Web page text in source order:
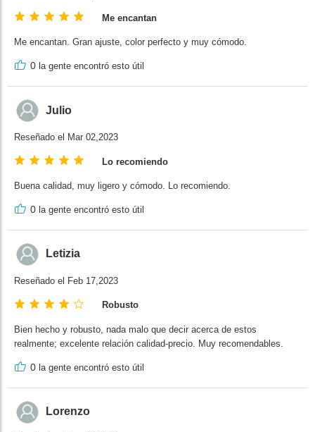
Me encantan
Me encantan. Gran ajuste, color perfecto y muy cómodo.
0 la gente encontró esto útil
Julio
Reseñado el Mar 02,2023
Lo recomiendo
Buena calidad, muy ligero y cómodo. Lo recomiendo.
0 la gente encontró esto útil
Letizia
Reseñado el Feb 17,2023
Robusto
Bien hecho y robusto, nada malo que decir acerca de estos
realmente; excelente relación calidad-precio. Muy recomendables.
0 la gente encontró esto útil
Lorenzo